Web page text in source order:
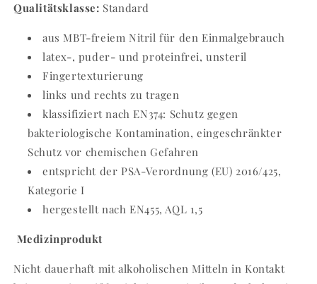
Qualitätsklasse: Standard
aus MBT-freiem Nitril für den Einmalgebrauch
latex-, puder- und proteinfrei, unsteril
Fingertexturierung
links und rechts zu tragen
klassifiziert nach EN374: Schutz gegen
bakteriologische Kontamination, eingeschränkter
Schutz vor chemischen Gefahren
entspricht der PSA-Verordnung (EU) 2016/425,
Kategorie I
hergestellt nach EN455, AQL 1,5
Medizinprodukt
Nicht dauerhaft mit alkoholischen Mitteln in Kontakt